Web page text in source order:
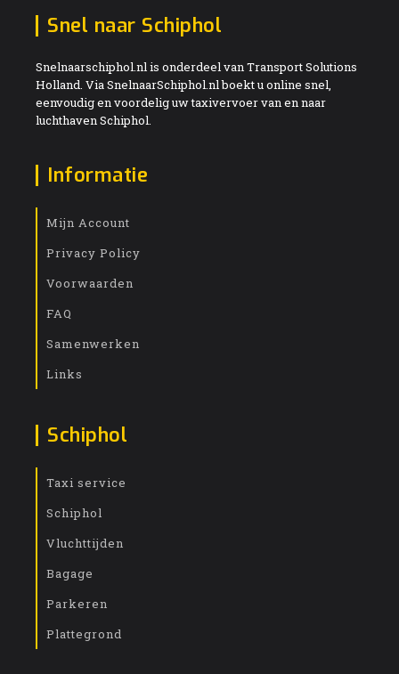
Snel naar Schiphol
Snelnaarschiphol.nl is onderdeel van Transport Solutions
Holland. Via SnelnaarSchiphol.nl boekt u online snel,
eenvoudig en voordelig uw taxivervoer van en naar
luchthaven Schiphol.
Informatie
Mijn Account
Privacy Policy
Voorwaarden
FAQ
Samenwerken
Links
Schiphol
Taxi service
Schiphol
Vluchttijden
Bagage
Parkeren
Plattegrond